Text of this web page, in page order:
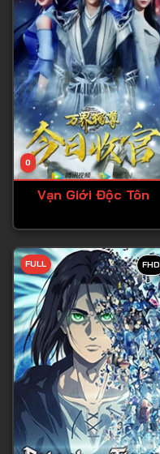
0
Vạn Giới Độc Tôn
FHD
FULL